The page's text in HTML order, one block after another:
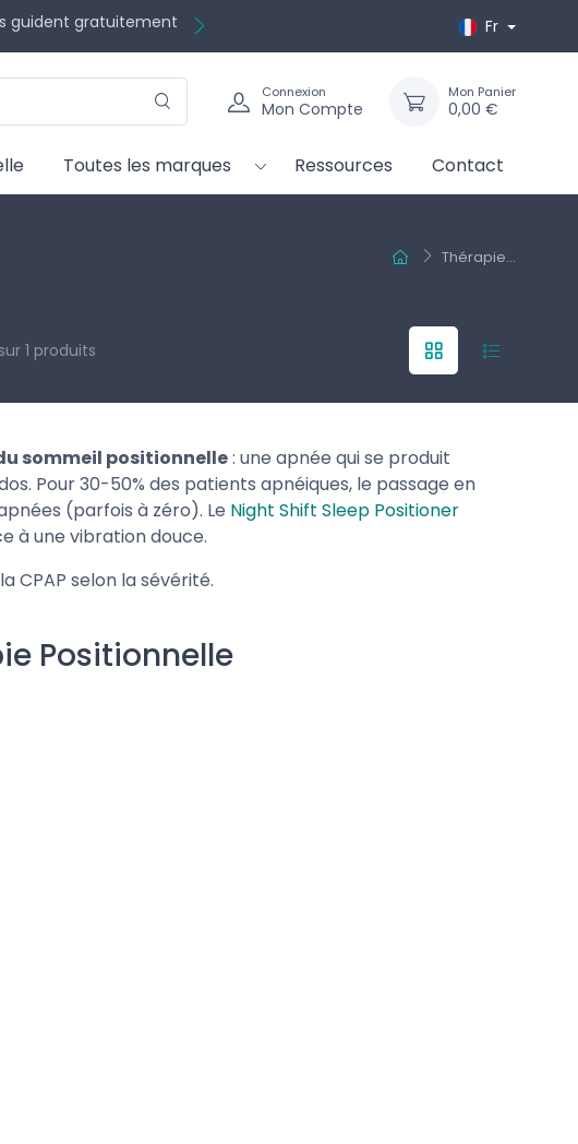
guident gratuitement Fr
Connexion
Mon Compte
Mon Panier
0,00 €
Toutes les marques Ressources Contact
Thérapie...
sur 1 produits
sommeil positionnelle: une apnée qui se produit
Pour 30-50% des patients apnéiques, le passage en
(parfois à zéro). Le Night Shift Sleep Positioner
à une vibration douce.
CPAP selon la sévérité.
Positionnelle